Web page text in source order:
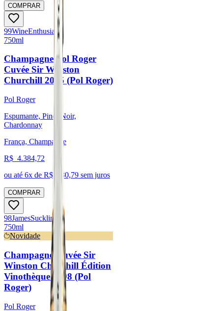
COMPRAR
99WineEnthusiast
750ml
Champagne Pol Roger
Cuvée Sir Winston
Churchill 2015 (Pol Roger)
Pol Roger
Espumante, Pinot Noir,
Chardonnay
França, Champagne
R$ 4.384,72
ou até 6x de R$ 730,79 sem juros
COMPRAR
98JamesSuckling
750ml
Novidade
Champagne Cuvée Sir
Winston Churchill Édition
Vinothèque 1998 (Pol
Roger)
Pol Roger